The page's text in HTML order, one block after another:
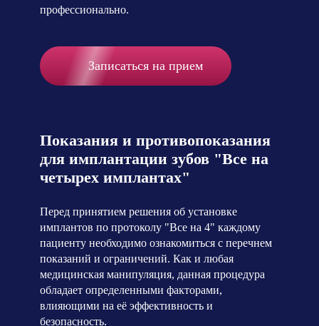
профессионально.
Записаться на прием
Показания и противопоказания
для имплантации зубов "Все на
четырех имплантах"
Перед принятием решения об установке
имплантов по протоколу "Все на 4" каждому
пациенту необходимо ознакомиться с перечнем
показаний и ограничений. Как и любая
медицинская манипуляция, данная процедура
обладает определенными факторами,
влияющими на её эффективность и
безопасность.